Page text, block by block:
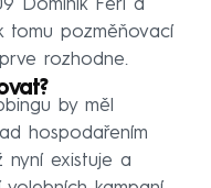
Dominik Feri a
tomu pozměňovací
rozhodne.
by měl
hospodařením
nyní existuje a